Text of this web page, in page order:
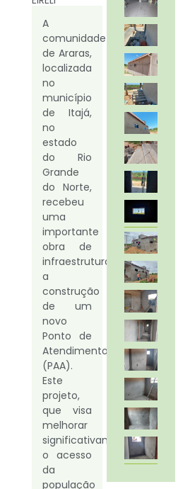
A
comunidade
de Araras,
localizada
no
município
de Itajá,
no
estado
do Rio
Grande
do Norte,
recebeu
uma
importante
obra de
infraestrutura:
a
construção
de um
novo
Ponto de
Atendimento
(PAA).
Este
projeto,
que visa
melhorar
significativamente
o acesso
da
população